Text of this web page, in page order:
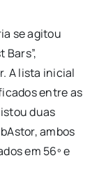
se agitou
Bars”,
A lista inicial
entre as
duas
ambos
em 56º e